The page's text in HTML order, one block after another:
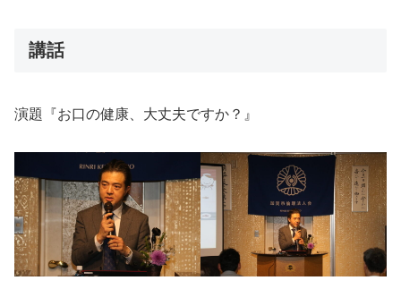
講話
演題『お口の健康、大丈夫ですか？』